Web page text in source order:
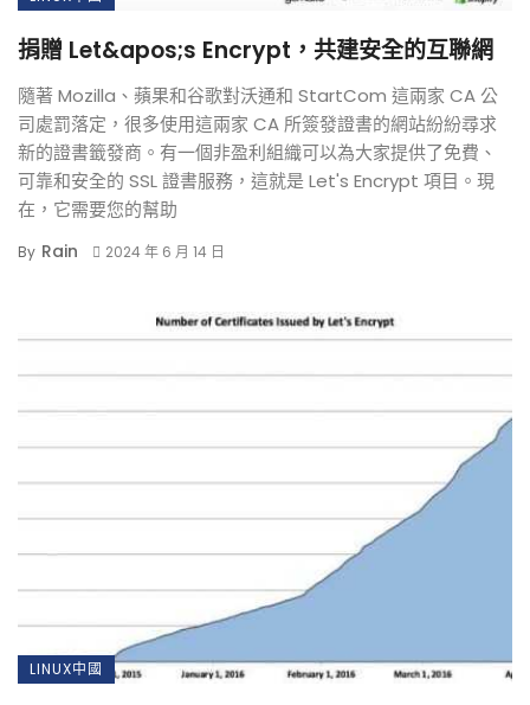
捐贈 Let&apos;s Encrypt，共建安全的互聯網
隨著 Mozilla、蘋果和谷歌對沃通和 StartCom 這兩家 CA 公
司處罰落定，很多使用這兩家 CA 所簽發證書的網站紛紛尋求
新的證書籤發商。有一個非盈利組織可以為大家提供了免費、
可靠和安全的 SSL 證書服務，這就是 Let's Encrypt 項目。現
在，它需要您的幫助
By Rain 2024 年 6 月 14 日
LINUX中國